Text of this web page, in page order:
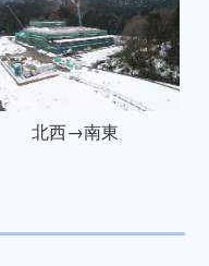
北西→南東